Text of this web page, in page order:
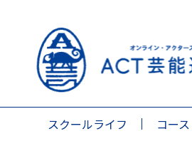
スクールライフ コース